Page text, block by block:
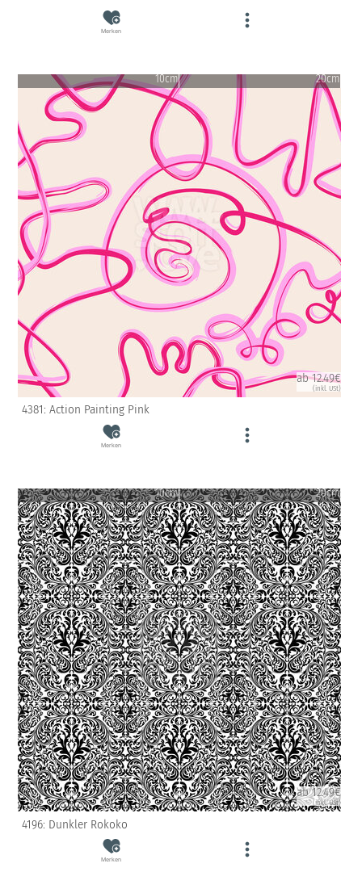
Merken
10cm 20cm
ab 12.49€
(inkl. USt)
4381: Action Painting Pink
Merken
10cm 20cm
ab 12.49€
(inkl. USt)
4196: Dunkler Rokoko
Merken